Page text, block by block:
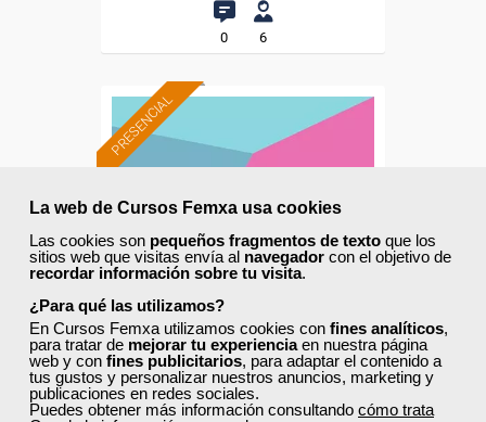
La web de Cursos Femxa usa cookies
Las cookies son pequeños fragmentos de texto que los
sitios web que visitas envía al navegador con el objetivo de
recordar información sobre tu visita.
¿Para qué las utilizamos?
En Cursos Femxa utilizamos cookies con fines analíticos,
para tratar de mejorar tu experienciaen nuestra página
web y con fines publicitarios, para adaptar el contenido a
tus gustos y personalizar nuestros anuncios, marketing y
publicaciones en redes sociales.
Puedes obtener más información consultando cómo trata
0 6
PRESENCIAL
Cursos Femxa